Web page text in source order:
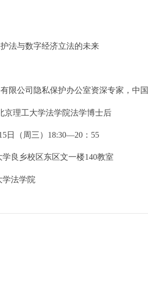
法与数字经济立法的未来
限公司隐私保护办公室资深专家，中
京理工大学法学院法学博士后
日（周三）18:30—20：55
良乡校区东区文一楼140教室
学法学院